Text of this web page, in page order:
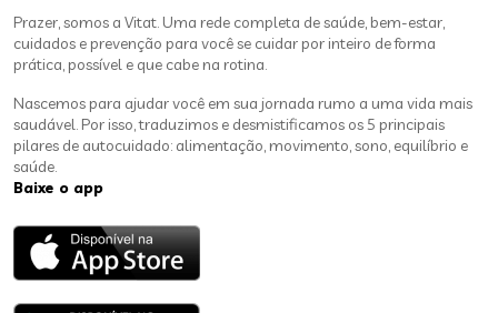
Prazer, somos a Vitat. Uma rede completa de saúde, bem-estar,
cuidados e prevenção para você se cuidar por inteiro de forma
prática, possível e que cabe na rotina.
Nascemos para ajudar você em sua jornada rumo a uma vida mais
saudável. Por isso, traduzimos e desmistificamos os 5 principais
pilares de autocuidado: alimentação, movimento, sono, equilíbrio e
saúde.
Baixe o app